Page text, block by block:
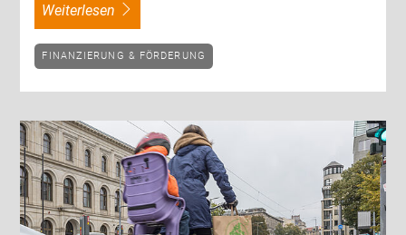
weiterlesen
FINANZIERUNG & FÖRDERUNG